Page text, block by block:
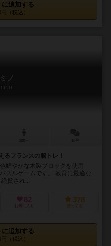
に追加する
（税込）
ノ
るフランスの脳トレ！
鮮やかな木製ブロックを使用
ズルゲームです。 教育に最適な
賛され...
82
お気に入り
378
持ってる
に追加する
（税込）